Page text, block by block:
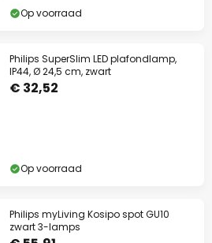
Op voorraad
Philips SuperSlim LED plafondlamp,
IP44, Ø 24,5 cm, zwart
€ 32,52
Op voorraad
Philips myLiving Kosipo spot GU10
zwart 3-lamps